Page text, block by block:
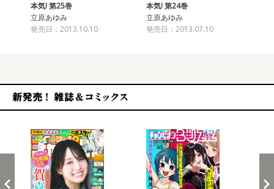
本気! 第25巻
立原あゆみ
発売日：2013.10.10
本気! 第24巻
立原あゆみ
発売日：2013.07.10